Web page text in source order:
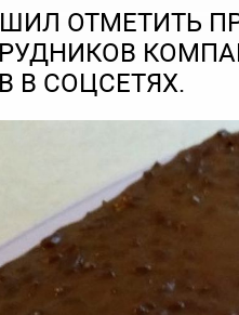
ОТМЕТИТЬ
В СОЦСЕТЯХ.